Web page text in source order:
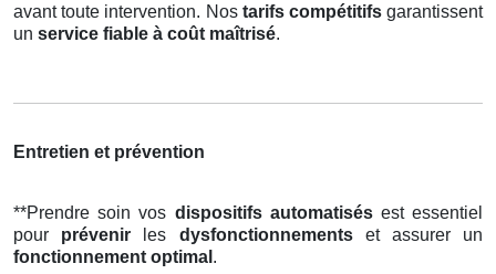
avant toute intervention. Nos tarifs compétitifsgarantissent
un service fiable à coût maîtrisé.
Entretien et prévention
**Prendre soin vos dispositifs automatisésest essentiel
pour prévenir les dysfonctionnementset assurer un
fonctionnement optimal .